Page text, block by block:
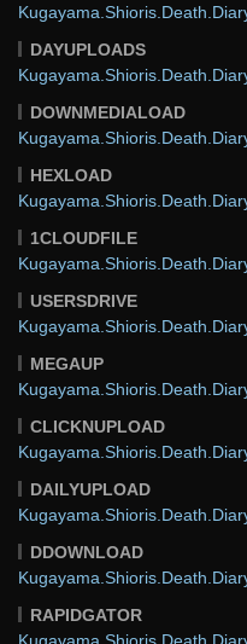
DAYUPLOADS
DOWNMEDIALOAD
HEXLOAD
1CLOUDFILE
USERSDRIVE
MEGAUP
CLICKNUPLOAD
DAILYUPLOAD
DDOWNLOAD
RAPIDGATOR